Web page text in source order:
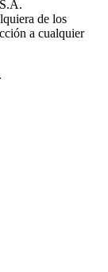
de los
a cualquier